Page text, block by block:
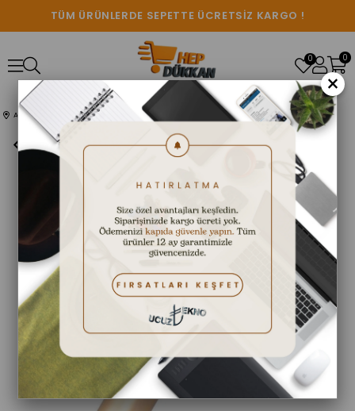
TÜM ÜRÜNLERDE SEPETTE ÜCRETSİZ KARGO !
0
0
Anasayfa SES SİSTEMLERİ Gold Bluetooth Bağlantılı Karaoke Mi̇krofon
×